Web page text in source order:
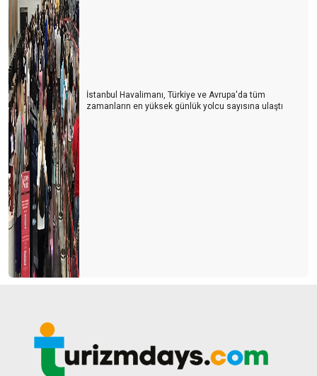
İstanbul Havalimanı, Türkiye ve Avrupa'da tüm
zamanların en yüksek günlük yolcu sayısına ulaştı